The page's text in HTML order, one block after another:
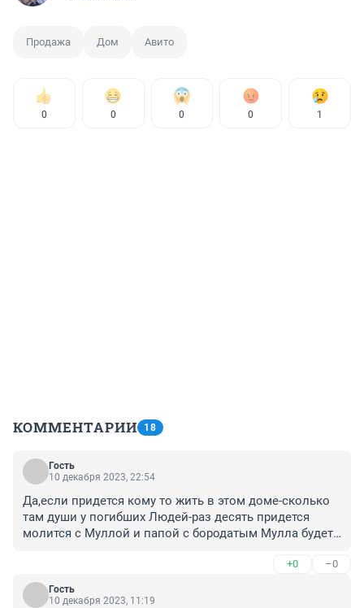
Продажа Дом Авито
0 0 0 0 1
КОММЕНТАРИИ 18
Гость
10 декабря 2023, 22:54
Да,если придется кому то жить в этом доме-сколько
там души у погибших Людей-раз десять придется
молится с Муллой и папой с бородатым Мулла будет
Дружбы.Да и то наверное еще и не конч🔥🔥ится
запах крови погибших там Людей.
+0 –0
Гость
10 декабря 2023, 11:19